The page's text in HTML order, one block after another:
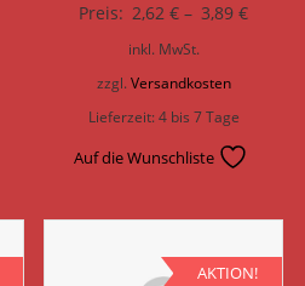
Preis: 2,62€ – 3,89€
inkl. MwSt.
zzgl.Versandkosten
Lieferzeit:4 bis 7 Tage
Auf die Wunschliste
AKTION!